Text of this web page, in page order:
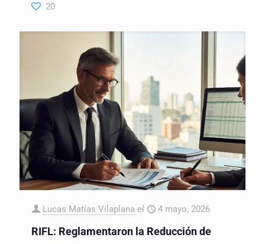
20
Lucas Matías Vilaplana el 4 mayo, 2026
RIFL: Reglamentaron la Reducción de